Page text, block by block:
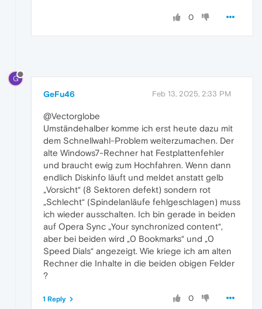
0
G
GeFu46 Feb 13, 2025, 2:33 PM
@Vectorglobe
Umständehalber komme ich erst heute dazu mit
dem Schnellwahl-Problem weiterzumachen. Der
alte Windows7-Rechner hat Festplattenfehler
und braucht ewig zum Hochfahren. Wenn dann
endlich Diskinfo läuft und meldet anstatt gelb
„Vorsicht“ (8 Sektoren defekt) sondern rot
„Schlecht“ (Spindelanläufe fehlgeschlagen) muss
ich wieder ausschalten. Ich bin gerade in beiden
auf Opera Sync „Your synchronized content“,
aber bei beiden wird „0 Bookmarks“ und „0
Speed Dials“ angezeigt. Wie kriege ich am alten
Rechner die Inhalte in die beiden obigen Felder
?
0
1 Reply